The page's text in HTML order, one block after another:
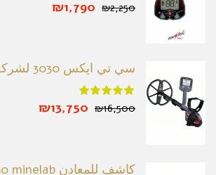
₪2,250
₪1,790
سي تي ايكس 3030 لشركة ماينليب
₪16,500
₪13,750